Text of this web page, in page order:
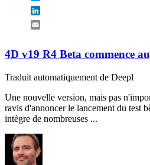
4D v19 R4 Beta commence
Traduit automatiquement de Deepl
Une nouvelle version, mais pas
ravis d'annoncer le lancement du test
intègre de nombreuses ...